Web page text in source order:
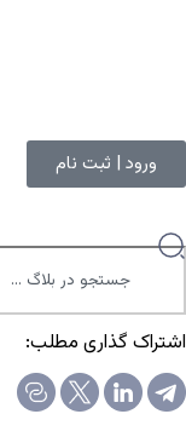
ورود | ثبت نام
اشتراک گذاری مطلب: